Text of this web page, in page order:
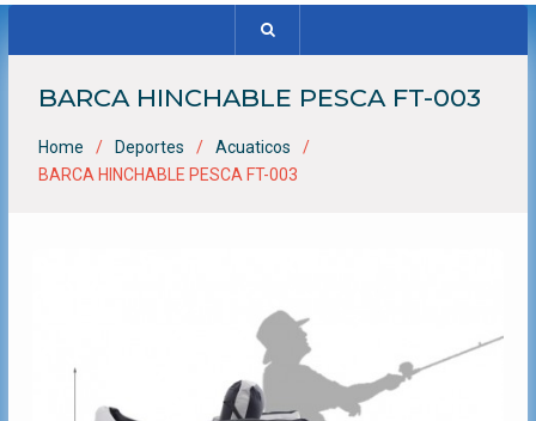
BARCA HINCHABLE PESCA FT-003
Home Deportes
Acuaticos
BARCA HINCHABLE PESCA FT-003